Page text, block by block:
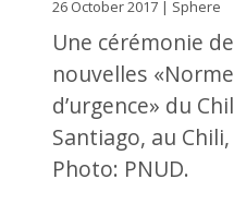
26 October 2017 | Sphere
Une cérémonie
nouvelles
d’urgence» du
Santiago, au
Photo: PNUD.